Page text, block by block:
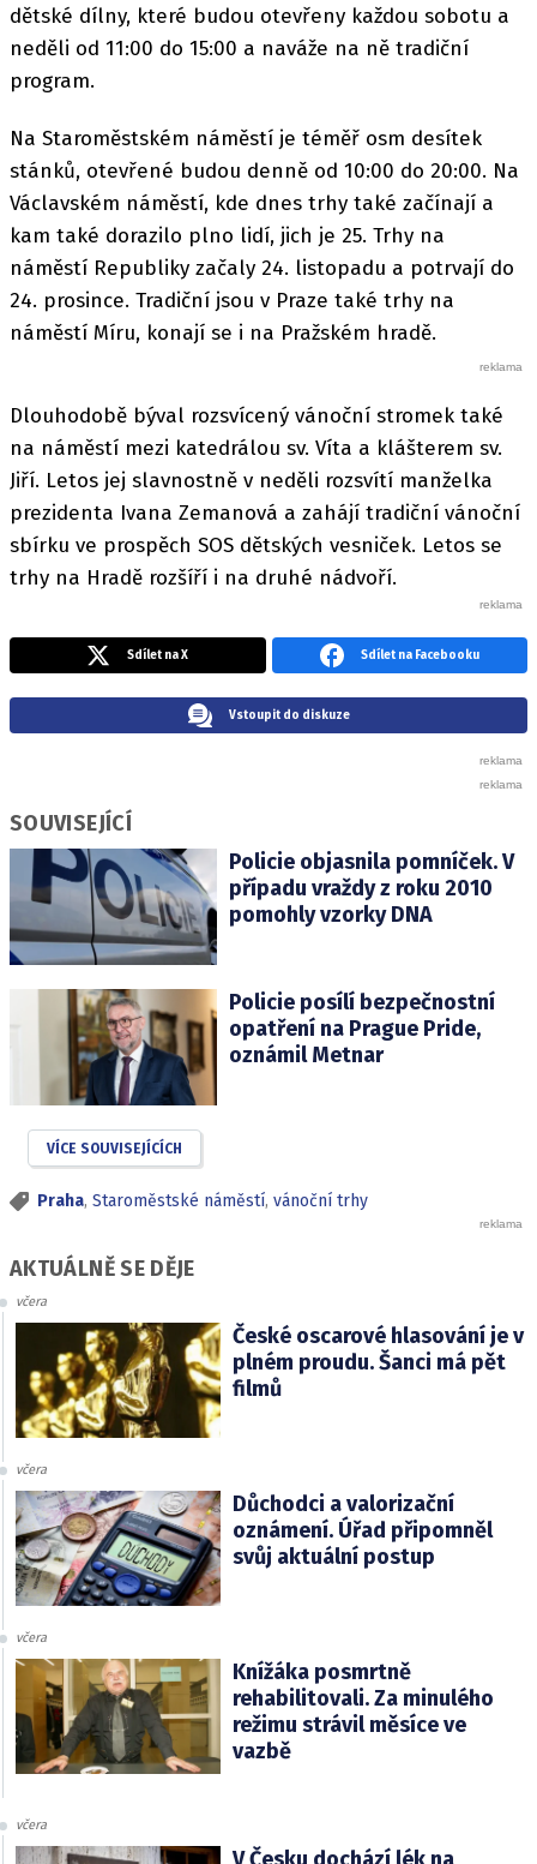
dětské dílny, které budou otevřeny každou sobotu a
neděli od 11:00 do 15:00 a naváže na ně tradiční
program.
Na Staroměstském náměstí je téměř osm desítek
stánků, otevřené budou denně od 10:00 do 20:00. Na
Václavském náměstí, kde dnes trhy také začínají a
kam také dorazilo plno lidí, jich je 25. Trhy na
náměstí Republiky začaly 24. listopadu a potrvají do
24. prosince. Tradiční jsou v Praze také trhy na
náměstí Míru, konají se i na Pražském hradě.
Dlouhodobě býval rozsvícený vánoční stromek také
na náměstí mezi katedrálou sv. Víta a klášterem sv.
Jiří. Letos jej slavnostně v neděli rozsvítí manželka
prezidenta Ivana Zemanová a zahájí tradiční vánoční
sbírku ve prospěch SOS dětských vesniček. Letos se
trhy na Hradě rozšíří i na druhé nádvoří.
Sdílet na X Sdílet na Facebooku
Vstoupit do diskuze
SOUVISEJÍCÍ
Policie objasnila pomníček. V
případu vraždy z roku 2010
pomohly vzorky DNA
Policie posílí bezpečnostní
opatření na Prague Pride,
oznámil Metnar
VÍCE SOUVISEJÍCÍCH
Praha, Staroměstské náměstí, vánoční trhy
AKTUÁLNĚ SE DĚJE
včera
České oscarové hlasování je v
plném proudu. Šanci má pět
filmů
včera
Důchodci a valorizační
oznámení. Úřad připomněl
svůj aktuální postup
včera
Knížáka posmrtně
rehabilitovali. Za minulého
režimu strávil měsíce ve
vazbě
včera